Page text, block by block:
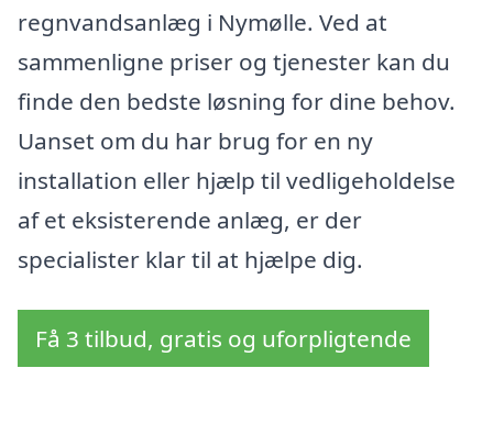
regnvandsanlæg i Nymølle. Ved at
sammenligne priser og tjenester kan du
finde den bedste løsning for dine behov.
Uanset om du har brug for en ny
installation eller hjælp til vedligeholdelse
af et eksisterende anlæg, er der
specialister klar til at hjælpe dig.
Få 3 tilbud, gratis og uforpligtende